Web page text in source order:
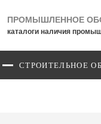
ПРОМЫШЛЕННОЕ
каталоги наличия
СТРОИТЕЛЬНОЕ